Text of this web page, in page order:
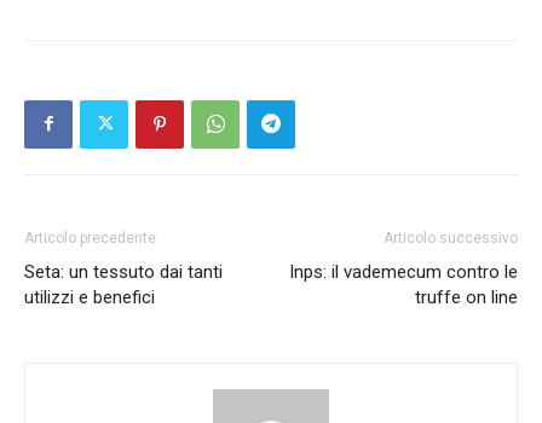
Articolo precedente
Seta: un tessuto dai tanti
utilizzi e benefici
Articolo successivo
Inps: il vademecum contro le
truffe on line